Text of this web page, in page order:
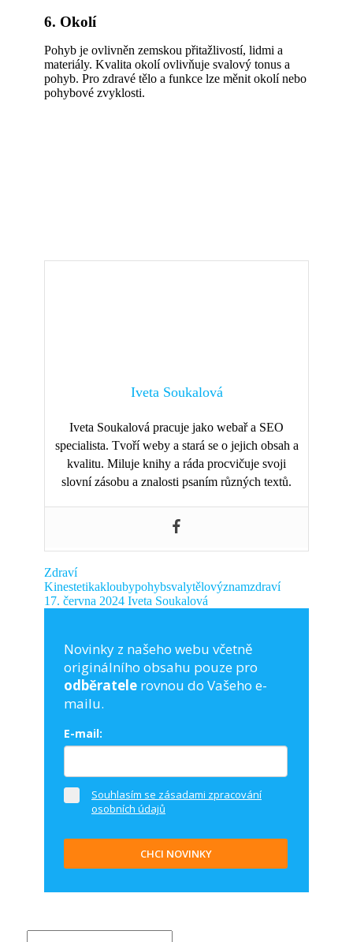
6. Okolí
Pohyb je ovlivněn zemskou přitažlivostí, lidmi a
materiály. Kvalita okolí ovlivňuje svalový tonus a
pohyb. Pro zdravé tělo a funkce lze měnit okolí nebo
pohybové zvyklosti.
Iveta Soukalová
Iveta Soukalová pracuje jako webař a SEO
specialista. Tvoří weby a stará se o jejich obsah a
kvalitu. Miluje knihy a ráda procvičuje svoji
slovní zásobu a znalosti psaním různých textů.
Zdraví
Kinestetikakloubypohybsvalytělovýznamzdraví
17. června 2024 Iveta Soukalová
Novinky z našeho webu včetně
originálního obsahu pouze pro
odběratele rovnou do Vašeho e-
mailu.
E-mail:
Souhlasím se zásadami zpracování
osobních údajů
CHCI NOVINKY